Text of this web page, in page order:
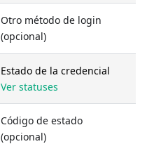
Otro método de login
(opcional)
Estado de la credencial
Ver statuses
Código de estado
(opcional)